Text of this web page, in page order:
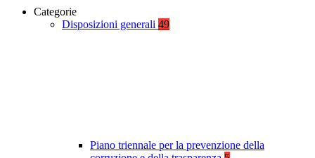
Categorie
Disposizioni generali 49
Piano triennale per la prevenzione della